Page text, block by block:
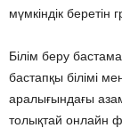
мүмкіндік беретін
Білім беру
бастапқы білімі
аралығындағы
толықтай онлайн